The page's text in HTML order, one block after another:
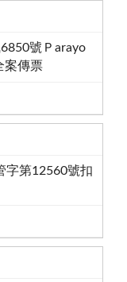
號Ｐarayo
案傳票
字第12560號扣